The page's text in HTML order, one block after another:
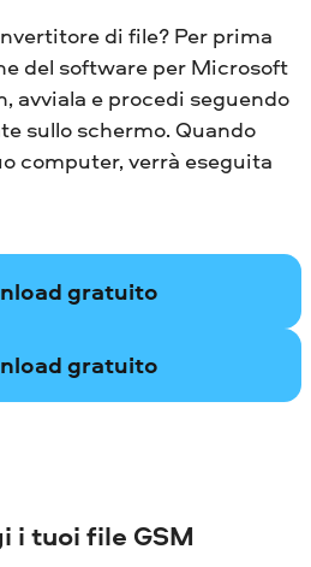
di file? Per prima
del software per Microsoft
avviala e procedi seguendo
sullo schermo. Quando
computer, verrà eseguita
gratuito
gratuito
i tuoi file GSM